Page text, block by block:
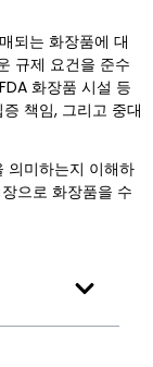
되는 화장품에 대
규제 요건을 준수
화장품 시설 등
책임, 그리고 중대
의미하는지 이해하
으로 화장품을 수